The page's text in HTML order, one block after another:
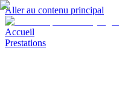
Aller au contenu principal
Accueil
Prestations